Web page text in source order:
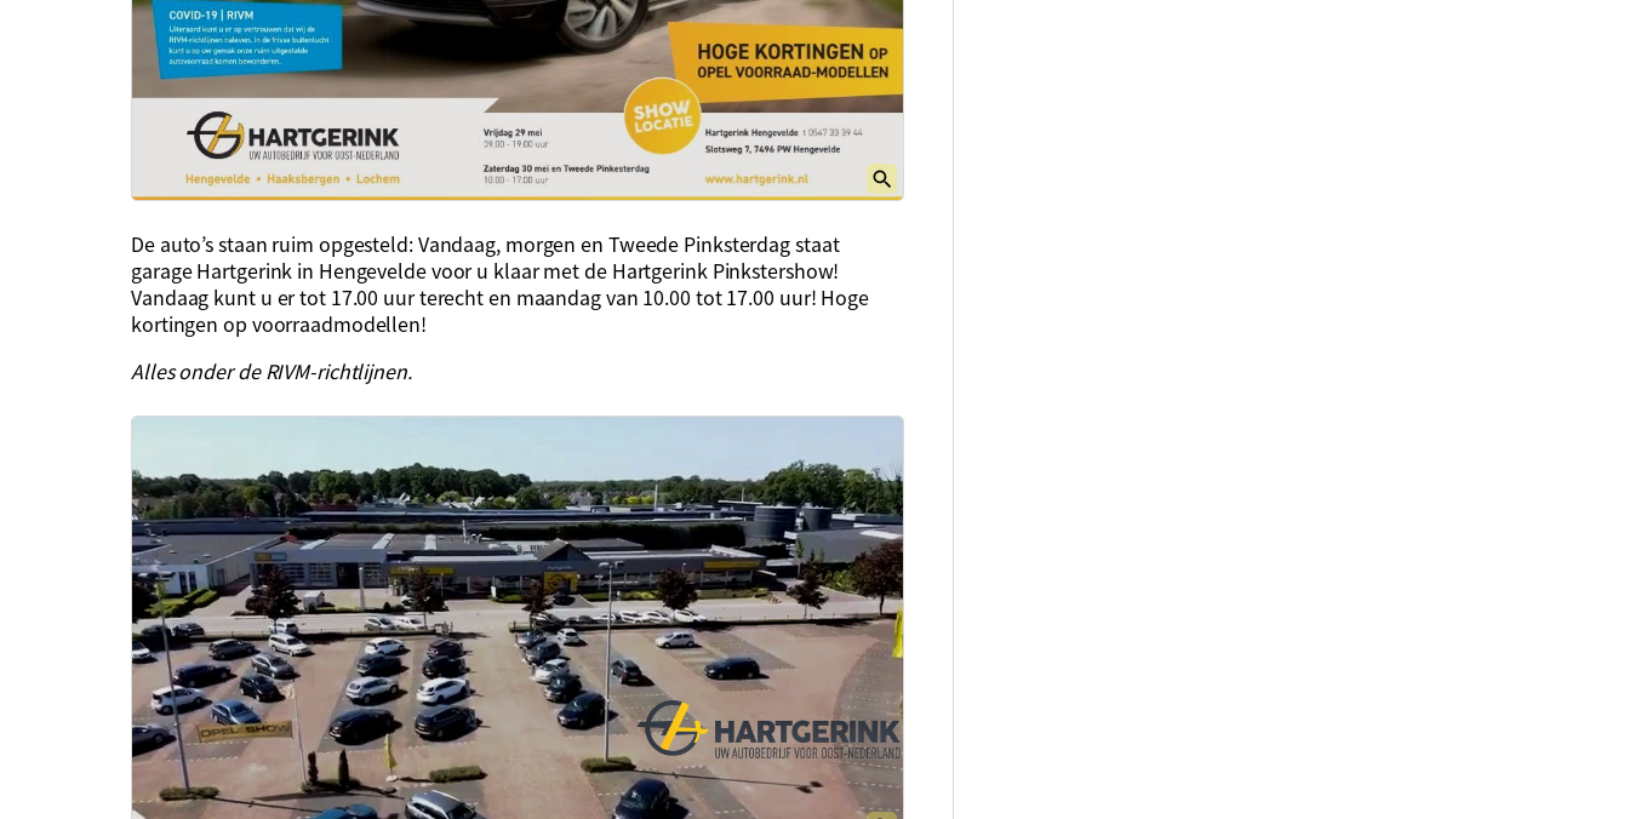
De auto’s staan ruim opgesteld: Vandaag, morgen en Tweede Pinksterdag staat
garage Hartgerink in Hengevelde voor u klaar met de Hartgerink Pinkstershow!
Vandaag kunt u er tot 17.00 uur terecht en maandag van 10.00 tot 17.00 uur! Hoge
kortingen op voorraadmodellen!
Alles onder de RIVM-richtlijnen.